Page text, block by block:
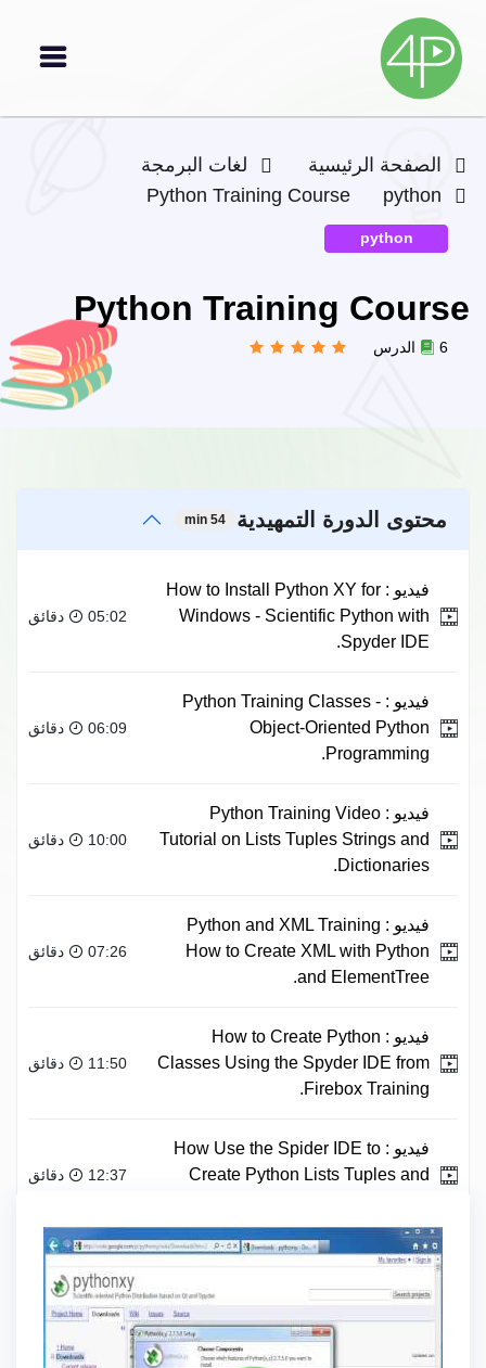
الصفحة الرئيسية
لغات البرمجة
python
Python Training Course
python
Python Training Course
6 الدرس
محتوى الدورة التمهيدية 54 min
فيديو : How to Install Python XY for
Windows - Scientific Python with
Spyder IDE.
05:02 دقائق
فيديو : Python Training Classes -
Object-Oriented Python
Programming.
06:09 دقائق
فيديو : Python Training Video
Tutorial on Lists Tuples Strings and
Dictionaries.
10:00 دقائق
فيديو : Python and XML Training
How to Create XML with Python
and ElementTree.
07:26 دقائق
فيديو : How to Create Python
Classes Using the Spyder IDE from
Firebox Training.
11:50 دقائق
فيديو : How Use the Spider IDE to
Create Python Lists Tuples and
12:37 دقائق
مشاركة